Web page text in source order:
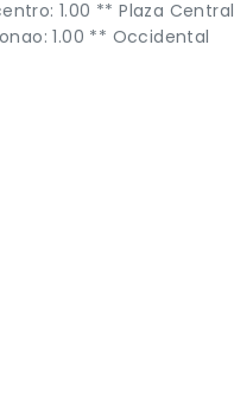
1.00 ** Plaza Central
1.00 ** Occidental